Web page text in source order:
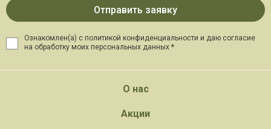
Ознакомлен(а) с политикой конфиденциальности и даю согласие
на обработку моих персональных данных *
О нас
Акции